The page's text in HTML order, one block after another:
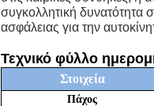
συγκολλητική δυνατότητα
ασφάλειας για την
Τεχνικό φύλλο
Στοιχεία
Πάχος